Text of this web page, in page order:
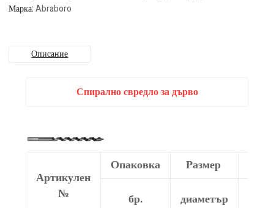
Марка:Abraboro
Описание
Спирално свредло за дърво
Артикулен
№
Опаковка Размер
бр. диаметър